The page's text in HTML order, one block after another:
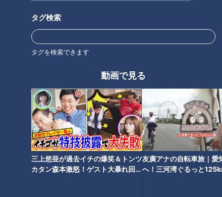
タグ検索
タグを検索できます
動画で見る
三上悠亜が過去イチの爆笑＆トンツ
カタン森本激怒！ゲスト大暴れ回！
友廣アナの自転車旅｜愛
へ！三河湾ぐるっと
岡アナ。渡辺アナは「当時、放送業界はまだバブルだった。周
りの派手な衣装の中で、埋もれてはいけないと思って、アルバ
イトで貯めたお金で5万円くらいの服を買った」と振り返りま
自己紹介が始まると「きれいですね、声が」と中村アナ。渡辺
アナは「歌ってるね！」と笑い、「私、歌手になりたかったん
です。大学時代もオーディションをたくさん受けて、レーベル
に持ち込んだけどダメで。どうしようとなった時に、何とかこ
じつけるようにアナウンスを勉強した」と明かします。
永岡アナが「確かに、今の腹式呼吸の発声ではなく、メロディ